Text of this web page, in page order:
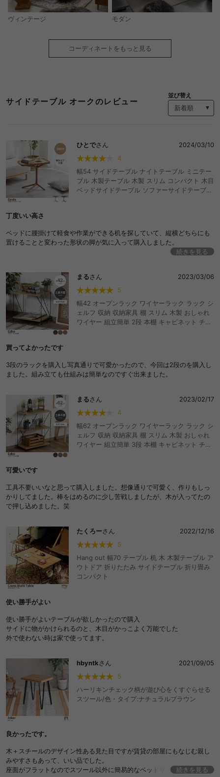
ヴィンテージ モダン
コーディネートをもっと見る
サイドテーブル オークのレビュー
並び替え
ひとでさん
2024/03/10
4
幅54 サイドテーブル ナイトテーブル ミニテー
ブル 木製テーブル 木製 スリム コンパクト 木目
ベッドサイドテーブル ソファーサイドテーブル
丁度いい高さ
ベッドに腰掛けて軽食や作業ができる机を探していて、縦横どちらにも
置けることと変わった形状の脚が気に入って購入しました。
脚部分は縦横どちらに置いても安定していますが、天板部分が縦置きの
時に少しガタつくので星4にしました。
続きを見る
まるさん
2023/03/06
5
幅42 オープンラック ワイヤーラック ラック シ
ェルフ 収納 収納家具 棚 スリム 木製 おしゃれ
ワイヤー 組立簡単 2段 本棚 キャビネット チェ
買ってよかったです
3段のラックを購入し写真通りで可愛かったので、今回は2段のを購入し
ました。組み立ても仕組みは簡単なのですぐ出来ました。
まるさん
2023/02/17
4
幅62 オープンラック ワイヤーラック ラック シ
ェルフ 収納 収納家具 棚 スリム 木製 おしゃれ
ワイヤー 組立簡単 3段 本棚 キャビネット チェ
可愛いです
工具不要いいなと思って購入しました。想像通りで可愛く、作りもしっ
かりしてました。棒をはめるのに少し苦戦しましたが、木が入ってたの
で押し込めました。笑
たくろーさん
2022/12/16
5
Hang out 幅70 テーブル 机 木 木製テーブル ア
ウトドア 折りたたみ サイドテーブル 折り畳み
コンパクト
使い勝手がよい
使い勝手がよいテーブルが欲しかったので購入
サイドに物がかけられるのと、木目がかっこよく万能でした
外で使わない時は家で使ってます。
hbyntkさん
2021/09/05
5
ハーリキンチェック柄が遊び心をくすぐらせる
スツール/色・タイプ:ナチュラルブラウン
良かったです。
木＋スチールのデザイン性ある見た目ですが賃貸の部屋にもなじむ親し
みやすさもあって、いい品でした。
座面がフラットなのでスツール以外に簡易的なベッドサイドテーブルと
続きを見る